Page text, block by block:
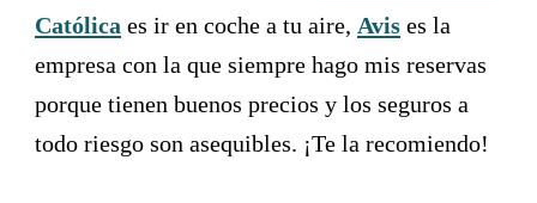
Católica es ir en coche a tu aire, Avis es la
empresa con la que siempre hago mis reservas
porque tienen buenos precios y los seguros a
todo riesgo son asequibles. ¡Te la recomiendo!